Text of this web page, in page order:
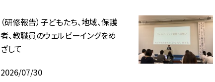
（研修報告）子どもたち、地域、保護
者、教職員のウェルビーイングをめ
ざして
2026/07/30